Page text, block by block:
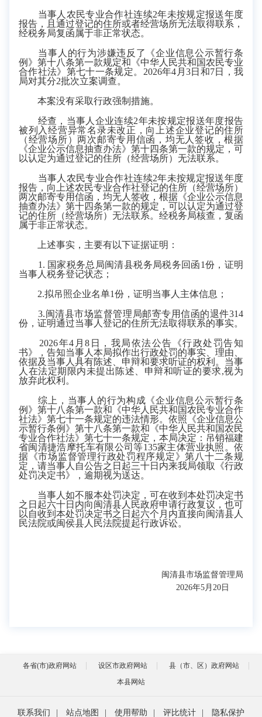
当事人农民专业合作社连续2年未按规定报送年度
报告，且通过登记的住所或者经营场所无法取得联系，
经税务局复函属于非正常状态。
当事人的行为涉嫌违反了《企业信息公示暂行条
例》第十八条第一款规定和《中华人民共和国农民专业
合作社法》第七十一条规定。2026年4月3日和7日，我
局对其分2批次立案调查。
本案没有采取行政强制措施。
经查，当事人企业连续2年未按规定报送年度报告
被列入经营异常名录未改正，向上述企业登记的住所
（经营场所）两次邮寄专用信函，均无人签收，根据
《企业公示信息抽查办法》第十四条第一款的规定，可
以认定为通过登记的住所（经营场所）无法联系。
当事人农民专业合作社连续2年未按规定报送年度
报告，向上述农民专业合作社登记的住所（经营场所）
两次邮寄专用信函，均无人签收，根据《企业公示信息
抽查办法》第十四条第一款的规定，可以认定为通过登
记的住所（经营场所）无法联系。经税务局核查，复函
属于非正常状态。
上述事实，主要有以下证据证明：
1. 国家税务总局闽清县税务局税务回函1份，证明
当事人税务登记状态；
2.拟吊照企业名单1份，证明当事人主体信息；
3.闽清县市场监督管理局邮寄专用信函的退件314
份，证明通过当事人登记的住所无法取得联系的事实。
2026年4月8日，我局依法公告《行政处罚告知
书》，告知当事人本局拟作出行政处罚的事实、理由、
依据及当事人具有陈述、申辩和要求听证的权利。当事
人在法定期限内未提出陈述、申辩和听证的要求,视为
放弃此权利。
综上，当事人的行为构成《企业信息公示暂行条
例》第十八条第一款和《中华人民共和国农民专业合作
社法》第七十一条规定的违法情形。依照《企业信息公
示暂行条例》第十八条第一款和《中华人民共和国农民
专业合作社法》第七十一条规定，本局决定：吊销福建
省闽清捷浩摩托车有限公司等135家主体营业执照。依
据《市场监督管理行政处罚程序规定》第八十二条规
定，请当事人自公告之日起三十日内来我局领取《行政
处罚决定书》，逾期视为送达。
当事人如不服本处罚决定，可在收到本处罚决定书
之日起六十日内向闽清县人民政府申请行政复议，也可
以自收到本处罚决定书之日起六个月内直接向闽清县人
民法院或闽侯县人民法院提起行政诉讼。
闽清县市场监督管理局
2026年5月20日
各省(市)政府网站 设区市政府网站
县（市、区）政府网站
本县网站
联系我们 站点地图 使用帮助 评比统计 隐私保护